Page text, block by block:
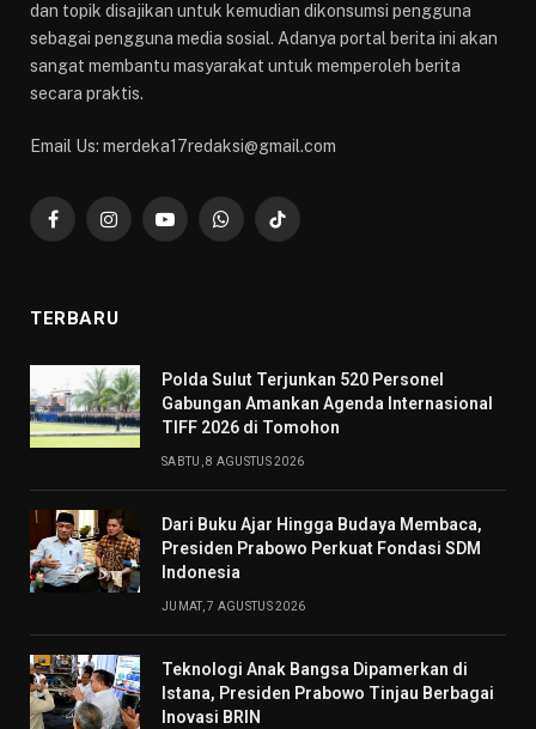
dan topik disajikan untuk kemudian dikonsumsi pengguna
sebagai pengguna media sosial. Adanya portal berita ini akan
sangat membantu masyarakat untuk memperoleh berita
secara praktis.
Email Us: merdeka17redaksi@gmail.com
FacebookInstagramYouTubeWhatsAppTikTok
TERBARU
​Polda Sulut Terjunkan 520 Personel
Gabungan Amankan Agenda Internasional
TIFF 2026 di Tomohon
SABTU, 8 AGUSTUS 2026
Dari Buku Ajar Hingga Budaya Membaca,
Presiden Prabowo Perkuat Fondasi SDM
Indonesia
JUMAT, 7 AGUSTUS 2026
Teknologi Anak Bangsa Dipamerkan di
Istana, Presiden Prabowo Tinjau Berbagai
Inovasi BRIN